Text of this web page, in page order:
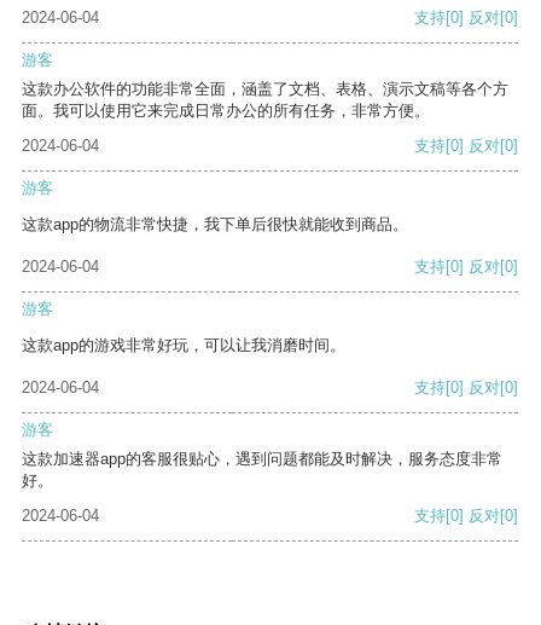
2024-06-04
支持[0] 反对[0]
游客
这款办公软件的功能非常全面，涵盖了文档、表格、演示文稿等各个方
面。我可以使用它来完成日常办公的所有任务，非常方便。
2024-06-04
支持[0] 反对[0]
游客
这款app的物流非常快捷，我下单后很快就能收到商品。
2024-06-04 支持[0] 反对[0]
游客
这款app的游戏非常好玩，可以让我消磨时间。
2024-06-04 支持[0] 反对[0]
游客
这款加速器app的客服很贴心，遇到问题都能及时解决，服务态度非常
好。
2024-06-04
支持[0] 反对[0]